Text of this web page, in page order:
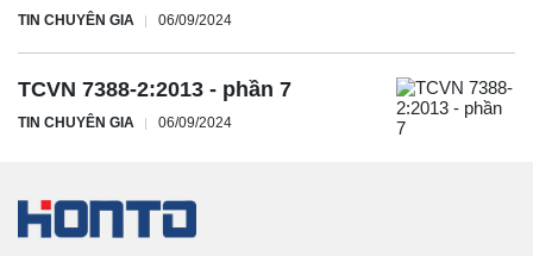
TIN CHUYÊN GIA 06/09/2024
TCVN 7388-2:2013 - phần 7
TIN CHUYÊN GIA 06/09/2024